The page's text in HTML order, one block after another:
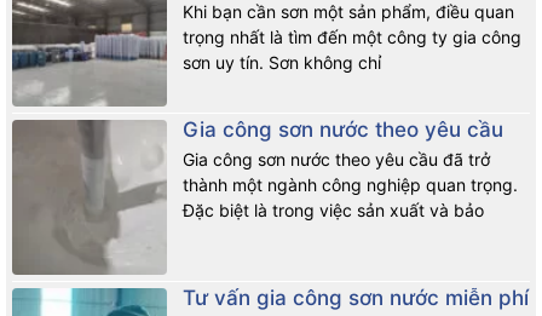
Khi bạn cần sơn một sản phẩm, điều quan
trọng nhất là tìm đến một công ty gia công
sơn uy tín. Sơn không chỉ
Gia công sơn nước theo yêu cầu
Gia công sơn nước theo yêu cầu đã trở
thành một ngành công nghiệp quan trọng.
Đặc biệt là trong việc sản xuất và bảo
Tư vấn gia công sơn nước miễn phí